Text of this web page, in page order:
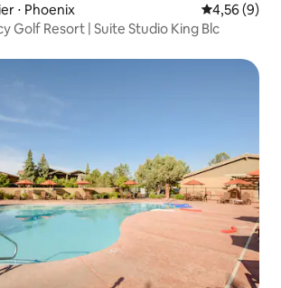
⋅ Phoenix Évaluation
4,56 (9)
Golf Resort | Suite Studio King Blc